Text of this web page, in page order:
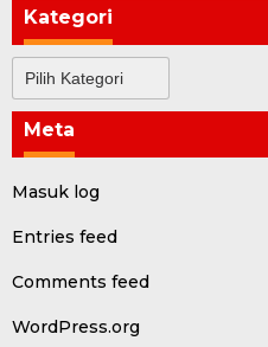
Kategori
Meta
Masuk log
Entries feed
Comments feed
WordPress.org